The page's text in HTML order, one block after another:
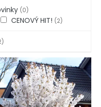
(0)
CENOVÝ HIT! (2)